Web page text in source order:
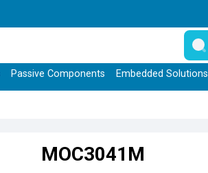
Passive Components Embedded Solutions
MOC3041M